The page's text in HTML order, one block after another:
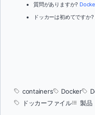
質問がありますか?
ドッカーは初めてですか?
containers Docker
ドッカーファイル
製品